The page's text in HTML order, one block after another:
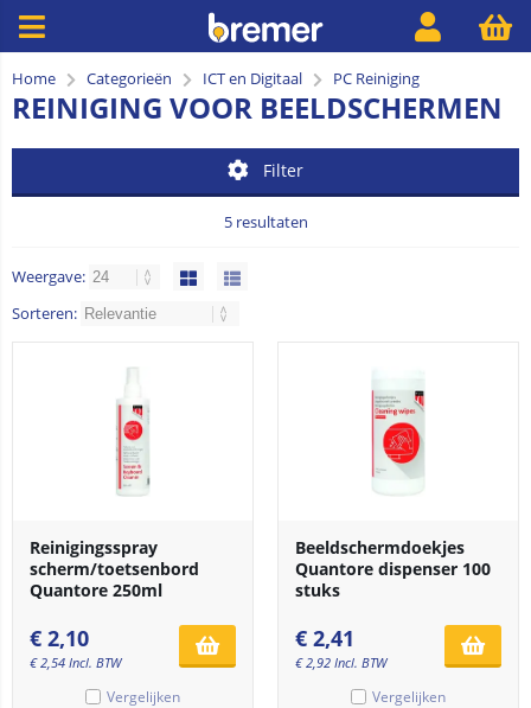
Home Categorieën ICT en Digitaal PC Reiniging
REINIGING VOOR BEELDSCHERMEN
Filter
5 resultaten
Weergave:
Sorteren:
Reinigingsspray
scherm/toetsenbord
Quantore 250ml
€ 2,10
€2,54 Incl. BTW
Vergelijken
Beeldschermdoekjes
Quantore dispenser 100
stuks
€ 2,41
€2,92 Incl. BTW
Vergelijken